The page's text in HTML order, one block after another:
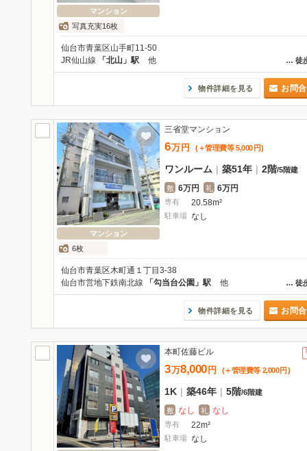
マンション
写真充実16枚
仙台市青葉区山手町11-50
… 徒
JR仙山線 「北山」駅 他
物件詳細を見る お問
マンション
6枚
三省堂マンション
6万 円 (＋管理費等 5,000 円)
ワンルーム | 築51年 | 2階/5階建
敷 6万円 礼 6万円
専有 20.58m²
駐車場 なし
仙台市青葉区木町通１丁目3-38
… 徒
仙台市営地下鉄南北線 「勾当台公園」駅 他
物件詳細を見る お問
本町佐藤ビル
3万8,000 円 (＋管理費等 2,000 円 )
1K | 築46年 | 5階/6階建
敷 なし 礼 なし
専有 22m²
駐車場 なし